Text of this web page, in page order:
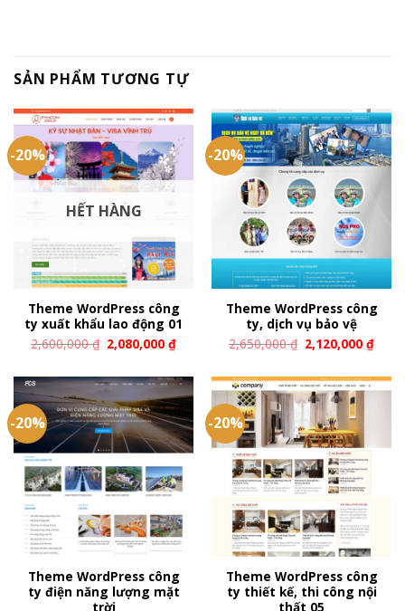
SẢN PHẨM TƯƠNG TỰ
-20%
HẾT HÀNG
Theme WordPress công
ty xuất khẩu lao động 01
2,600,000₫ 2,080,000₫
-20%
Theme WordPress công
ty, dịch vụ bảo vệ
2,650,000₫ 2,120,000₫
-20%
Theme WordPress công
ty điện năng lượng mặt
trời
-20%
Theme WordPress công
ty thiết kế, thi công nội
thất 05